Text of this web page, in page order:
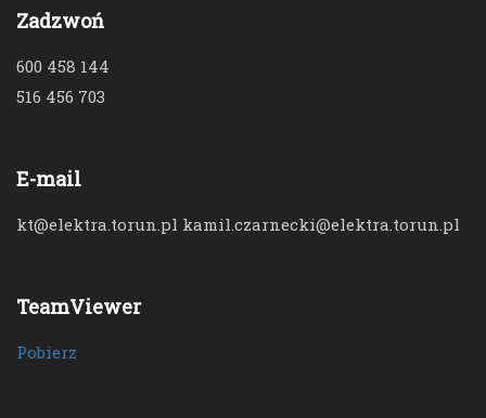
Zadzwoń
600 458 144
516 456 703
E-mail
kt@elektra.torun.pl kamil.czarnecki@elektra.torun.pl
TeamViewer
Pobierz